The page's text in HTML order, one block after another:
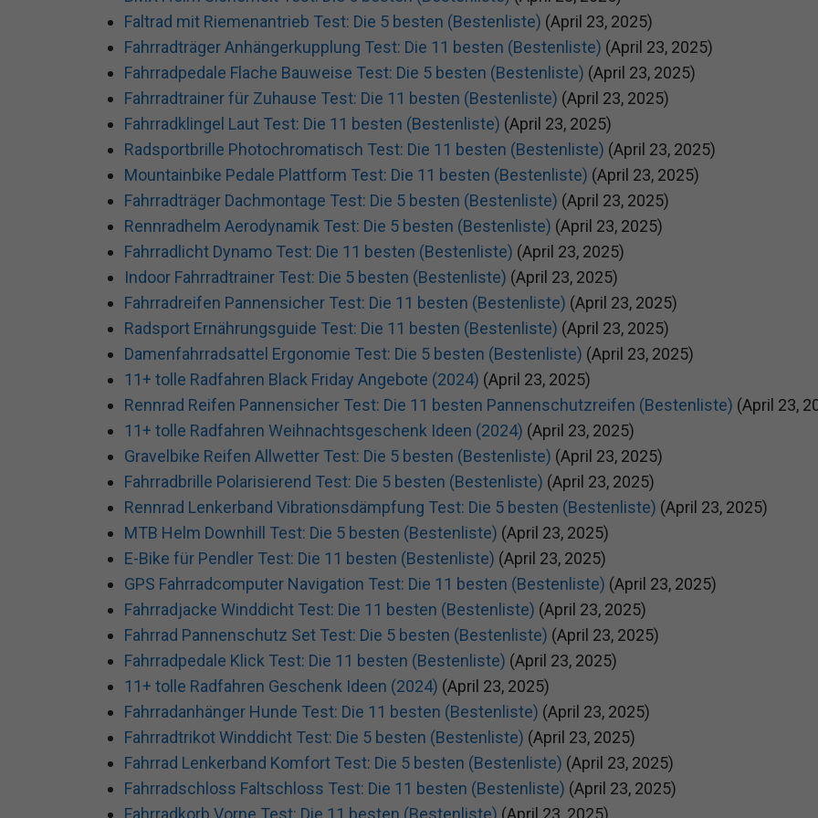
Faltrad mit Riemenantrieb Test: Die 5 besten (Bestenliste) (April 23, 2025)
Fahrradträger Anhängerkupplung Test: Die 11 besten (Bestenliste) (April 23, 2025)
Fahrradpedale Flache Bauweise Test: Die 5 besten (Bestenliste) (April 23, 2025)
Fahrradtrainer für Zuhause Test: Die 11 besten (Bestenliste) (April 23, 2025)
Fahrradklingel Laut Test: Die 11 besten (Bestenliste) (April 23, 2025)
Radsportbrille Photochromatisch Test: Die 11 besten (Bestenliste) (April 23, 2025)
Mountainbike Pedale Plattform Test: Die 11 besten (Bestenliste) (April 23, 2025)
Fahrradträger Dachmontage Test: Die 5 besten (Bestenliste) (April 23, 2025)
Rennradhelm Aerodynamik Test: Die 5 besten (Bestenliste) (April 23, 2025)
Fahrradlicht Dynamo Test: Die 11 besten (Bestenliste) (April 23, 2025)
Indoor Fahrradtrainer Test: Die 5 besten (Bestenliste) (April 23, 2025)
Fahrradreifen Pannensicher Test: Die 11 besten (Bestenliste) (April 23, 2025)
Radsport Ernährungsguide Test: Die 11 besten (Bestenliste) (April 23, 2025)
Damenfahrradsattel Ergonomie Test: Die 5 besten (Bestenliste) (April 23, 2025)
11+ tolle Radfahren Black Friday Angebote (2024) (April 23, 2025)
Rennrad Reifen Pannensicher Test: Die 11 besten Pannenschutzreifen (Bestenliste) (April 23,
11+ tolle Radfahren Weihnachtsgeschenk Ideen (2024) (April 23, 2025)
Gravelbike Reifen Allwetter Test: Die 5 besten (Bestenliste) (April 23, 2025)
Fahrradbrille Polarisierend Test: Die 5 besten (Bestenliste) (April 23, 2025)
Rennrad Lenkerband Vibrationsdämpfung Test: Die 5 besten (Bestenliste) (April 23, 2025)
MTB Helm Downhill Test: Die 5 besten (Bestenliste) (April 23, 2025)
E-Bike für Pendler Test: Die 11 besten (Bestenliste) (April 23, 2025)
GPS Fahrradcomputer Navigation Test: Die 11 besten (Bestenliste) (April 23, 2025)
Fahrradjacke Winddicht Test: Die 11 besten (Bestenliste) (April 23, 2025)
Fahrrad Pannenschutz Set Test: Die 5 besten (Bestenliste) (April 23, 2025)
Fahrradpedale Klick Test: Die 11 besten (Bestenliste) (April 23, 2025)
11+ tolle Radfahren Geschenk Ideen (2024) (April 23, 2025)
Fahrradanhänger Hunde Test: Die 11 besten (Bestenliste) (April 23, 2025)
Fahrradtrikot Winddicht Test: Die 5 besten (Bestenliste) (April 23, 2025)
Fahrrad Lenkerband Komfort Test: Die 5 besten (Bestenliste) (April 23, 2025)
Fahrradschloss Faltschloss Test: Die 11 besten (Bestenliste) (April 23, 2025)
Fahrradkorb Vorne Test: Die 11 besten (Bestenliste) (April 23, 2025)